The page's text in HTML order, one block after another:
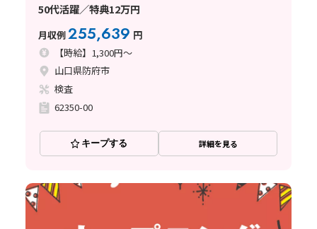
50代活躍／特典12万円
月収例255,639 円
【時給】1,300円～
山口県防府市
検査
62350-00
キープする 詳細を見る